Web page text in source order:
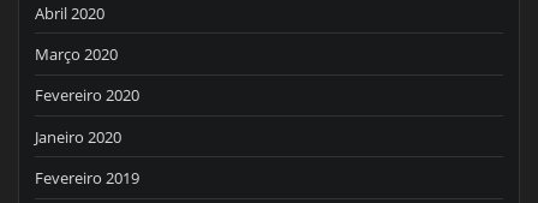
Abril 2020
Março 2020
Fevereiro 2020
Janeiro 2020
Fevereiro 2019